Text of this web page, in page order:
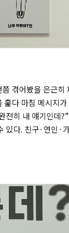
겪어봤을 은근히
다 마침 메시지
전히 내 얘기인데
있다. 친구·연인·